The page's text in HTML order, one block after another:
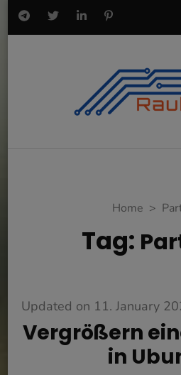
Home >
Tag:
Updated on 11. January
Vergrößern
in